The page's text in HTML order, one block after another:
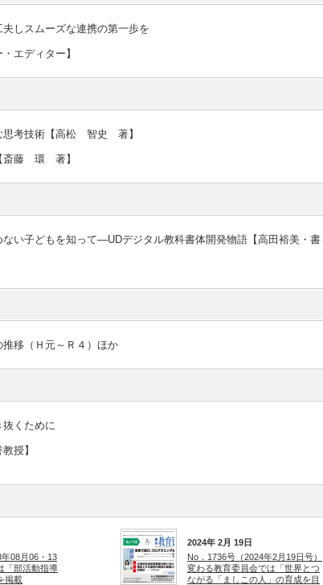
しスムーズな連携の第一歩を
エディター】
思考技術【高松 智史 著】
斎藤 環 著】
い子どもを知って―UDデジタル教科書体開発物語【高田裕美・書
移（Ｈ元～Ｒ４）ほか
くために
授】
08月06・13
「部活動指導
掲載
2024年 2月 19日
No．1736号（2024年2月19日号）
変わる教育委員会では「世界とつ
ながる「ましこの人」の育成を目